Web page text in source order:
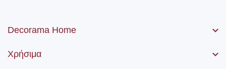
Decorama Home
Χρήσιμα